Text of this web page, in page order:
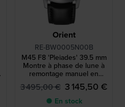
Orient
RE-BW0005N00B
M45 F8 'Pleiades' 39.5 mm
Montre à phase de lune à
remontage manuel en
édition limitée avec réserve
de marche
3 495,00 € 3 145,50 €
● En stock